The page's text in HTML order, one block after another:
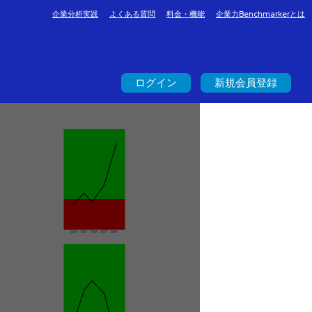
企業分析実践 よくある質問 料金・機能 企業力Benchmarkerとは
ログイン 新規会員登録